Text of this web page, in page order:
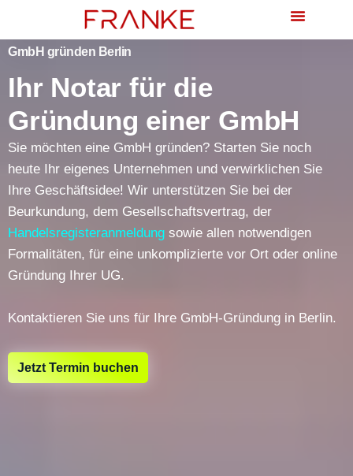
GmbH gründen Berlin
Ihr Notar für die
Gründung einer GmbH
Sie möchten eine GmbH gründen? Starten Sie noch
heute Ihr eigenes Unternehmen und verwirklichen Sie
Ihre Geschäftsidee! Wir unterstützen Sie bei der
Beurkundung, dem Gesellschaftsvertrag, der
Handelsregisteranmeldung sowie allen notwendigen
Formalitäten, für eine unkomplizierte vor Ort oder online
Gründung Ihrer UG.
Kontaktieren Sie uns für Ihre GmbH-Gründung in Berlin.
Jetzt Termin buchen